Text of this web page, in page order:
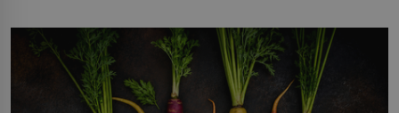
oběma moc nesvědčilo, brzy jsme zjistili, že